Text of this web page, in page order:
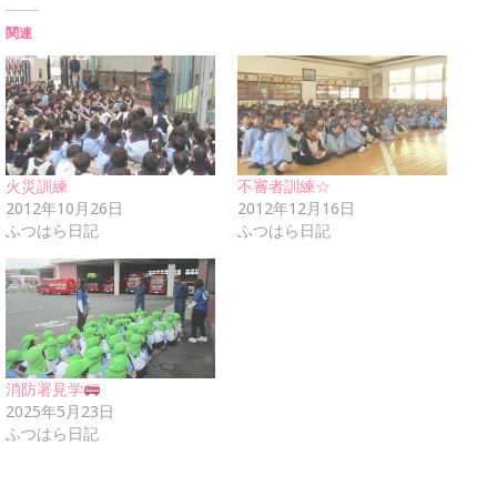
関連
火災訓練
2012年10月26日
ふつはら日記
不審者訓練☆
2012年12月16日
ふつはら日記
消防署見学
2025年5月23日
ふつはら日記